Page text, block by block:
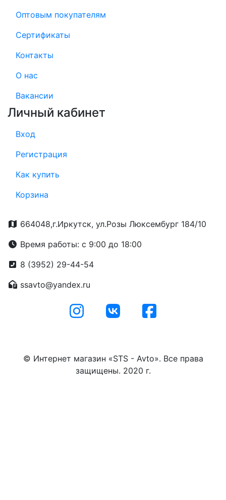
Оптовым покупателям
Сертификаты
Контакты
О нас
Вакансии
Личный кабинет
Вход
Регистрация
Как купить
Корзина
664048,г.Иркутск, ул.Розы Люксембург 184/10
Время работы: с 9:00 до 18:00
8 (3952) 29-44-54
ssavto@yandex.ru
© Интернет магазин «STS - Avto». Все права
защищены. 2020 г.